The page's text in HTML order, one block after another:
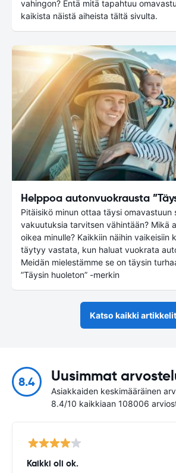
vahingon? Entä mitä tapahtuu
kaikista näistä aiheista tältä sivulta.
Helppoa autonvuokrausta
Pitäisikö minun ottaa täysi omavastuun
vakuutuksia tarvitsen vähintään? Mikä
oikea minulle? Kaikkiin näihin vaikeisiin
täytyy vastata, kun haluat vuokrata
Meidän mielestämme se on täysin
”Täysin huoleton” -merkin
Katso kaikki artikkelit
8.4 Uusimmat
Asiakkaiden keskimääräinen
8.4/10 kaikkiaan 108006
Kaikki oli ok.